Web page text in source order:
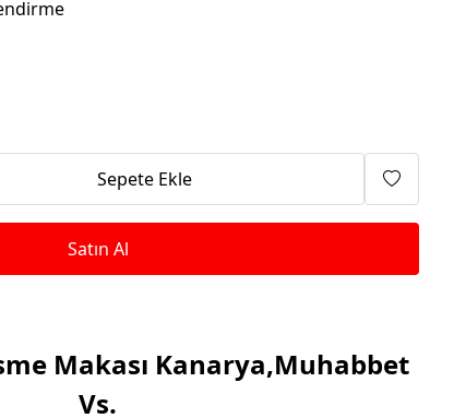
Makineleri
Sepete Ekle
Satın Al
Makası Kanarya,Muhabbet
Vs.